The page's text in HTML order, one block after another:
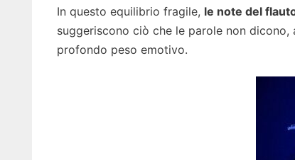
In questo equilibrio fragile, le note del
suggeriscono ciò che le parole non
profondo peso emotivo.